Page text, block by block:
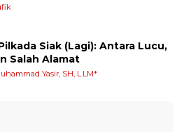
Siak (Lagi): Antara Lucu,
Salah Alamat
Yasir, SH, L.LM*